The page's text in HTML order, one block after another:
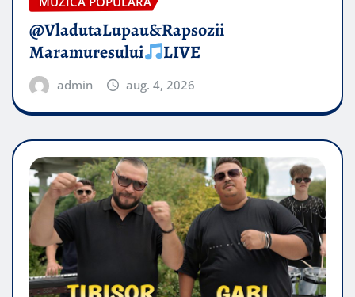
@VladutaLupau&Rapsozii
Maramuresului
LIVE
admin aug. 4, 2026